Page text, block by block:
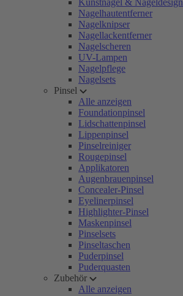
Kunstnägel & Nageldesign
Nagelhautentferner
Nagelknipser
Nagellackentferner
Nagelscheren
UV-Lampen
Nagelpflege
Nagelsets
Pinsel
Alle anzeigen
Foundationpinsel
Lidschattenpinsel
Lippenpinsel
Pinselreiniger
Rougepinsel
Applikatoren
Augenbrauenpinsel
Concealer-Pinsel
Eyelinerpinsel
Highlighter-Pinsel
Maskenpinsel
Pinselsets
Pinseltaschen
Puderpinsel
Puderquasten
Zubehör
Alle anzeigen